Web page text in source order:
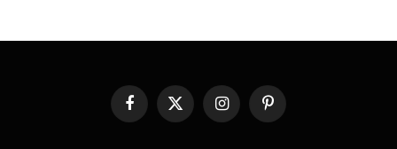
Facebook
X
(Twitter)
InstagramPinterest